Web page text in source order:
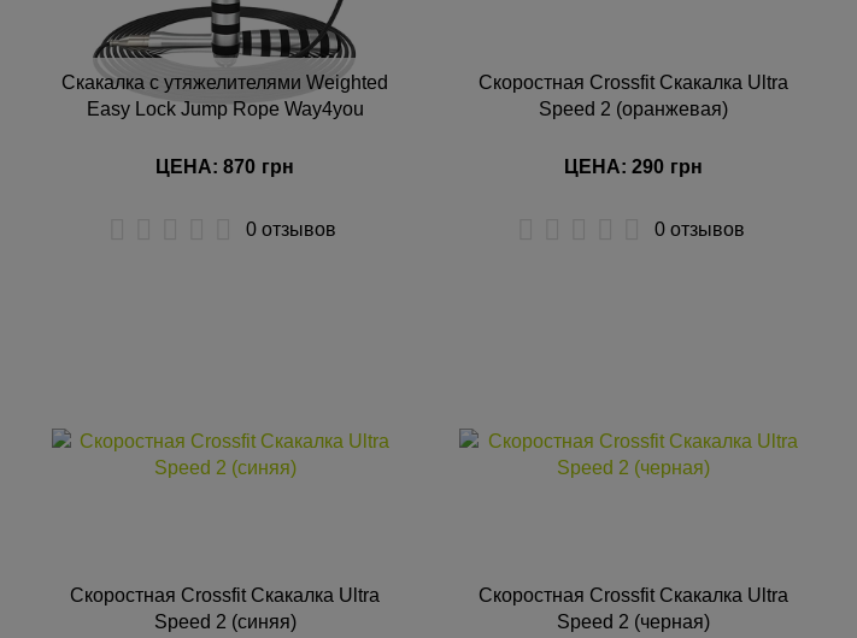
Скакалка с утяжелителями Weighted
Easy Lock Jump Rope Way4you
ЦЕНА: 870 грн
0 отзывов
Скоростная Crossfit Скакалка Ultra
Speed 2 (оранжевая)
ЦЕНА: 290 грн
0 отзывов
Скоростная Crossfit Скакалка Ultra
Speed 2 (синяя)
Скоростная Crossfit Скакалка Ultra
Speed 2 (черная)